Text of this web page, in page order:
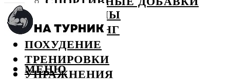
ВИТАМИНЫ
БОДИБИЛДИНГ
ПОХУДЕНИЕ
ТРЕНИРОВКИ
УПРАЖНЕНИЯ
МЕНЮ